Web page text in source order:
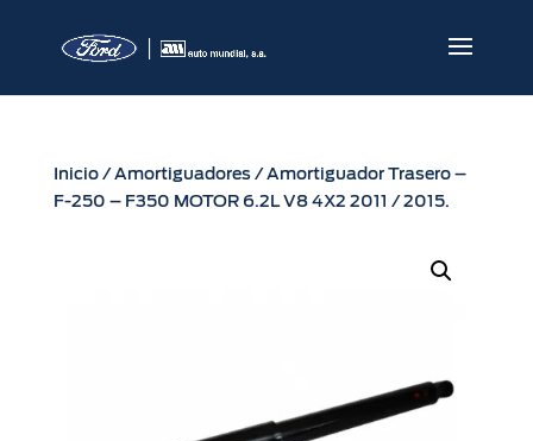
Inicio/ Amortiguadores/ Amortiguador Trasero –
F-250 – F350 MOTOR 6.2L V8 4X2 2011 / 2015.